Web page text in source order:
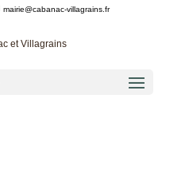
mairie@cabanac-villagrains.fr